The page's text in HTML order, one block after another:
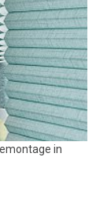
in